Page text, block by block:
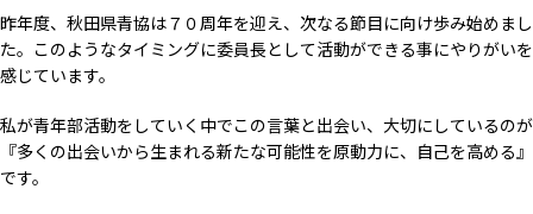
昨年度、秋田県青協は７０周年を迎え、次なる節目に向け歩み始めまし
た。このようなタイミングに委員長として活動ができる事にやりがいを
感じています。
私が青年部活動をしていく中でこの言葉と出会い、大切にしているのが
『多くの出会いから生まれる新たな可能性を原動力に、自己を高める』
です。